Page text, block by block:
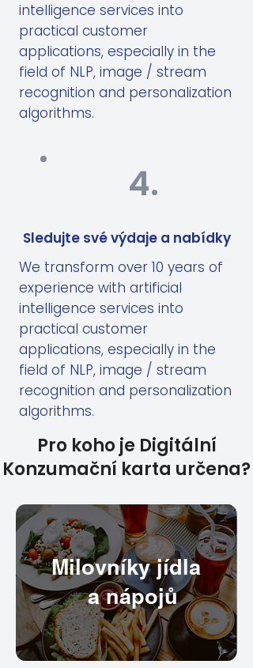
intelligence services into
practical customer
applications, especially in the
field of NLP, image / stream
recognition and personalization
algorithms.
4.
Sledujte své výdaje a nabídky
We transform over 10 years of
experience with artificial
intelligence services into
practical customer
applications, especially in the
field of NLP, image / stream
recognition and personalization
algorithms.
Pro koho je Digitální
Konzumační karta určena?
Milovníky jídla
a nápojů